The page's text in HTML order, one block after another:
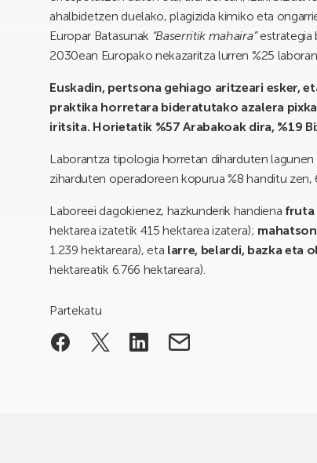
ahalbidetzen duelako, plagizida kimiko eta
Europar Batasunak “Baserritik mahaira”estrategia
2030ean Europako nekazaritza lurren %25
Euskadin, pertsona gehiago aritzeari esker,
praktika horretara bideratutako azalera
iritsita. Horietatik %57 Arabakoak dira, %19
Laborantza tipologia horretan diharduten
ziharduten operadoreen kopurua %8 handitu zen,
Laboreei dagokienez, hazkunderik handiena fruta
hektarea izatetik 415 hektarea izatera);
1.239 hektareara), eta larre, belardi, bazka eta
hektareatik 6.766 hektareara).
Partekatu